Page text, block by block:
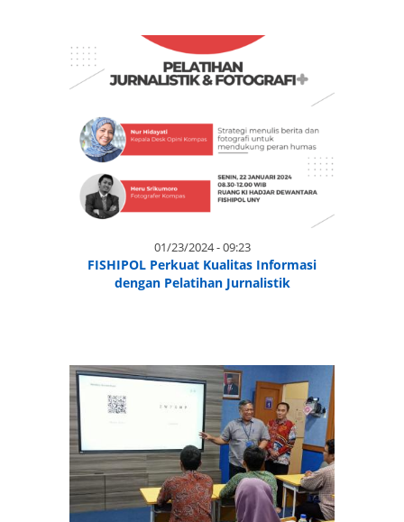
01/23/2024 - 09:23
FISHIPOL Perkuat Kualitas Informasi
dengan Pelatihan Jurnalistik